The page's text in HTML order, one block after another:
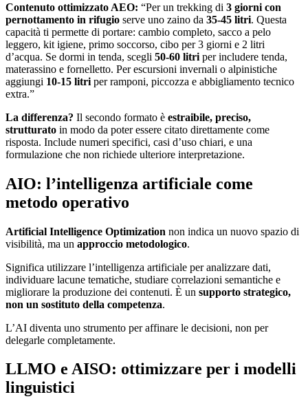
Contenuto ottimizzato AEO: “Per un trekking di 3 giorni con
pernottamento in rifugio serve uno zaino da 35-45 litri. Questa
capacità ti permette di portare: cambio completo, sacco a pelo
leggero, kit igiene, primo soccorso, cibo per 3 giorni e 2 litri
d’acqua. Se dormi in tenda, scegli 50-60 litri per includere tenda,
materassino e fornelletto. Per escursioni invernali o alpinistiche
aggiungi 10-15 litri per ramponi, piccozza e abbigliamento tecnico
extra.”
La differenza? Il secondo formato è estraibile, preciso,
strutturato in modo da poter essere citato direttamente come
risposta. Include numeri specifici, casi d’uso chiari, e una
formulazione che non richiede ulteriore interpretazione.
AIO: l’intelligenza artificiale come
metodo operativo
Artificial Intelligence Optimization non indica un nuovo spazio di
visibilità, ma un approccio metodologico.
Significa utilizzare l’intelligenza artificiale per analizzare dati,
individuare lacune tematiche, studiare correlazioni semantiche e
migliorare la produzione dei contenuti. È un supporto strategico,
non un sostituto della competenza.
L’AI diventa uno strumento per affinare le decisioni, non per
delegarle completamente.
LLMO e AISO: ottimizzare per i modelli
linguistici